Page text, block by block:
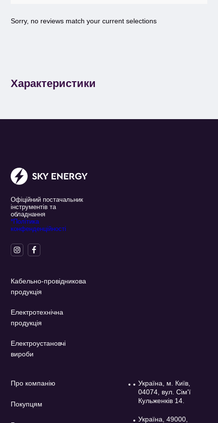
Sorry, no reviews match your current selections
Характеристики
Офіційний постачальник
інструментів та
обладнання
*Політика
конфенденційності
Кабельно-провідникова
продукція
Електротехнічна
продукція
Електроустановчі
вироби
Про компанію
Покупцям
Україна, м. Київ,
04074, вул. Сім'ї
Кульженків 14.
Україна, 49000,